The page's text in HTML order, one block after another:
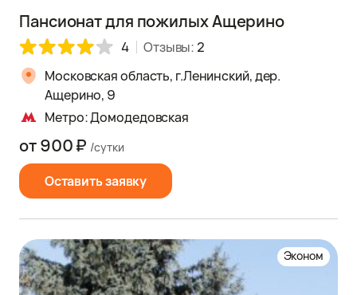
Пансионат для пожилых Ащерино
4 Отзывы: 2
Московская область, г.Ленинский, дер.
Ащерино, 9
Метро: Домодедовская
Оставить заявку
от 900 ₽ /сутки
Эконом